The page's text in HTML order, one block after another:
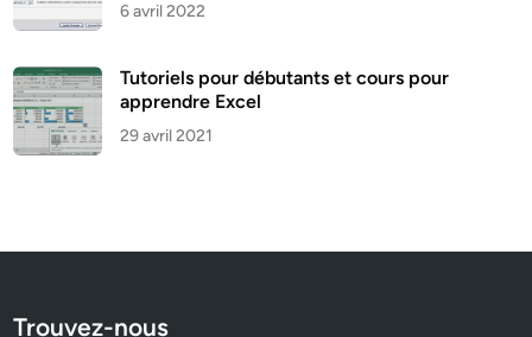
6 avril 2022
Tutoriels pour débutants et cours pour
apprendre Excel
29 avril 2021
Trouvez-nous